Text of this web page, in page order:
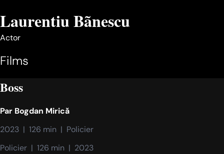
Laurentiu Bãnescu
Actor
Films
Boss
Par Bogdan Mirică
2023  |  126 min  |  Policier
Policier  |  126 min  |  2023